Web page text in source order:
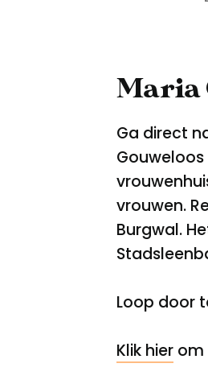
Maria
Ga direct
Gouweloos
vrouwen.
Burgwal.
Loop door
Klik hierom